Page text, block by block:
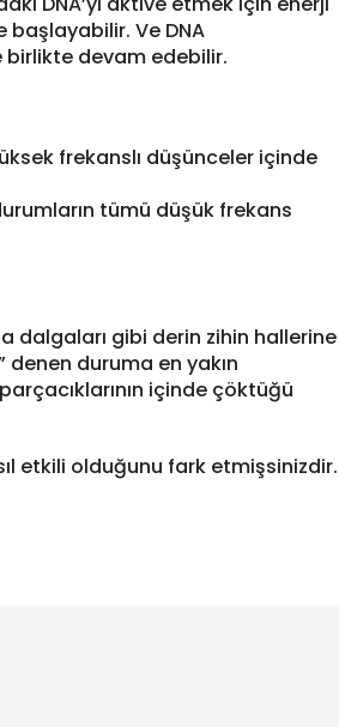
başlayabilir. Ve DNA
birlikte devam edebilir.
frekanslı düşünceler içinde
tümü düşük frekans
gibi derin zihin hallerine
denen duruma en yakın
içinde çöktüğü
etkili olduğunu fark etmişsinizdir.